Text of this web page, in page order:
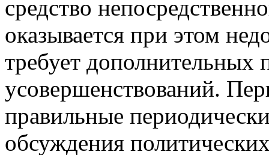
средство
оказывается при этом
требует дополнительных
усовершенствований.
правильные
обсуждения